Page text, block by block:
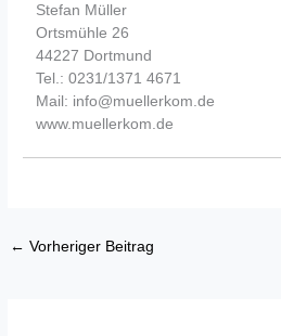
Stefan Müller
Ortsmühle 26
44227 Dortmund
Tel.: 0231/1371 4671
Mail: info@muellerkom.de
www.muellerkom.de
← Vorheriger Beitrag